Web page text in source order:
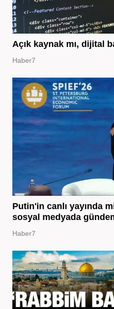
Açık kaynak mı, dijital
Haber7
Putin'in canlı yayında
sosyal medyada
Haber7